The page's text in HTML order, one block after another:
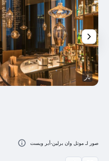
بار
صور لـ موتل وان برلين-أبر ويست